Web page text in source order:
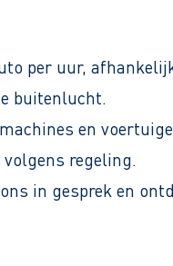
per uur,
buitenlucht.
en
regeling.
in gesprek en